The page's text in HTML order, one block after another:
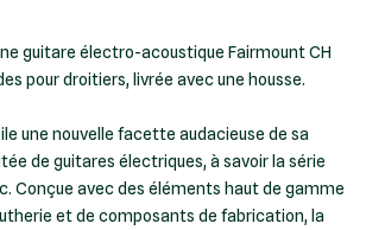
guitare électro-acoustique Fairmount CH
pour droitiers, livrée avec une housse.
une nouvelle facette audacieuse de sa
de guitares électriques, à savoir la série
Conçue avec des éléments haut de gamme
et de composants de fabrication, la